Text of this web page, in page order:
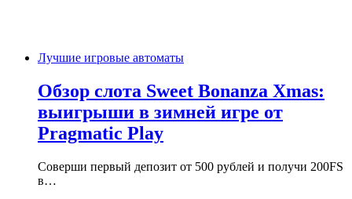
Лучшие игровые автоматы
Обзор слота Sweet Bonanza Xmas:
выигрыши в зимней игре от
Pragmatic Play
Соверши первый депозит от 500 рублей и получи 200FS
в…